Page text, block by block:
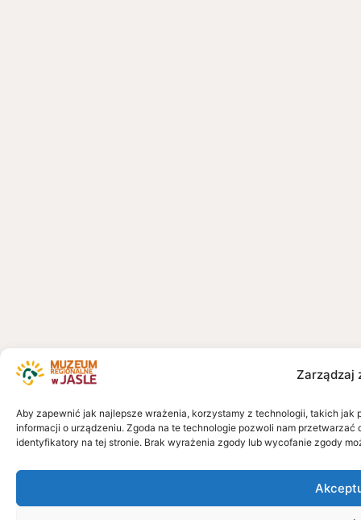
Zarządzaj
Aby zapewnić jak najlepsze wrażenia, korzystamy z technologii, takich
informacji o urządzeniu. Zgoda na te technologie pozwoli nam
identyfikatory na tej stronie. Brak wyrażenia zgody lub wycofanie zgody